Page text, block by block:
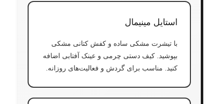
استایل مینیمال
با تیشرت مشکی ساده و کفش کتانی مشکی
بپوشید. کیف دستی چرمی و عینک آفتابی اضافه
کنید. مناسب برای گردش و فعالیت‌های روزانه.